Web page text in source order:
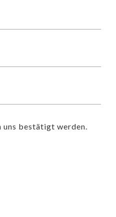
uns bestätigt werden.